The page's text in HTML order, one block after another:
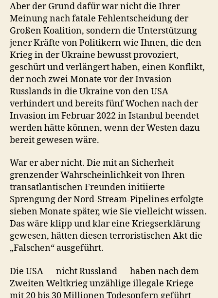
Aber der Grund dafür war nicht die Ihrer
Meinung nach fatale Fehlentscheidung der
Großen Koalition, sondern die Unterstützung
jener Kräfte von Politikern wie Ihnen, die den
Krieg in der Ukraine bewusst provoziert,
geschürt und verlängert haben, einen Konflikt,
der noch zwei Monate vor der Invasion
Russlands in die Ukraine von den USA
verhindert und bereits fünf Wochen nach der
Invasion im Februar 2022 in Istanbul beendet
werden hätte können, wenn der Westen dazu
bereit gewesen wäre.
War er aber nicht. Die mit an Sicherheit
grenzender Wahrscheinlichkeit von Ihren
transatlantischen Freunden initiierte
Sprengung der Nord-Stream-Pipelines erfolgte
sieben Monate später, wie Sie vielleicht wissen.
Das wäre klipp und klar eine Kriegserklärung
gewesen, hätten diesen terroristischen Akt die
„Falschen“ ausgeführt.
Die USA — nicht Russland — haben nach dem
Zweiten Weltkrieg unzählige illegale Kriege
mit 20 bis 30 Millionen Todesopfern geführt